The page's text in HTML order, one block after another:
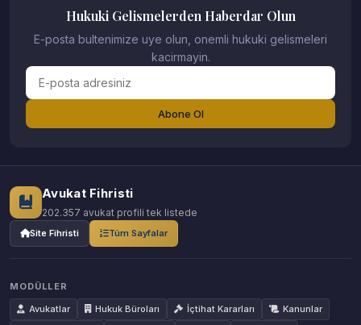
Hukuki Gelismelerden Haberdar Olun
E-posta bultenimize uye olun, onemli hukuki gelismeleri
kacirmayin.
Abone Ol
Avukat Fihristi
202.357 avukat profili tek listede
Site Fihristi Tüm Sayfalar
MODÜLLER
Avukatlar
Hukuk Büroları İçtihat Kararları
Kanunlar